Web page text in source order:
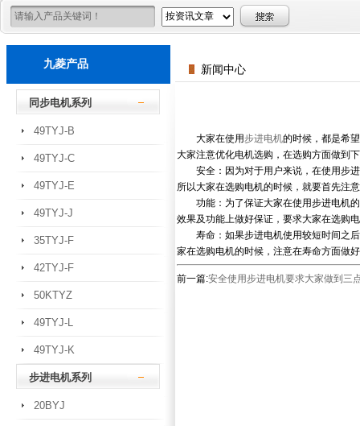
九菱产品
同步电机系列
49TYJ-B
49TYJ-C
49TYJ-E
49TYJ-J
35TYJ-F
42TYJ-F
50KTYZ
49TYJ-L
49TYJ-K
步进电机系列
20BYJ
新闻中心
大家在使用步进电机的时候，都是希
大家注意优化电机选购，在选购方面做到
安全：因为对于用户来说，在使用步进
所以大家在选购电机的时候，就要首先注
功能：为了保证大家在使用步进电机的
效果及功能上做好保证，要求大家在选购
寿命：如果步进电机使用较短时间之后
家在选购电机的时候，注意在寿命方面做
前一篇:安全使用步进电机要求大家做到三